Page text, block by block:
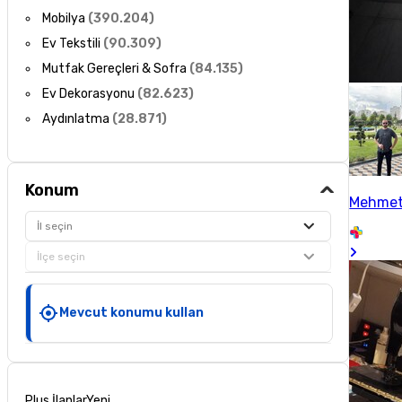
Mobilya (390.204)
Ev Tekstili (90.309)
Mutfak Gereçleri & Sofra (84.135)
Ev Dekorasyonu (82.623)
Aydınlatma (28.871)
Konum
İl seçin
İlçe seçin
Mevcut konumu kullan